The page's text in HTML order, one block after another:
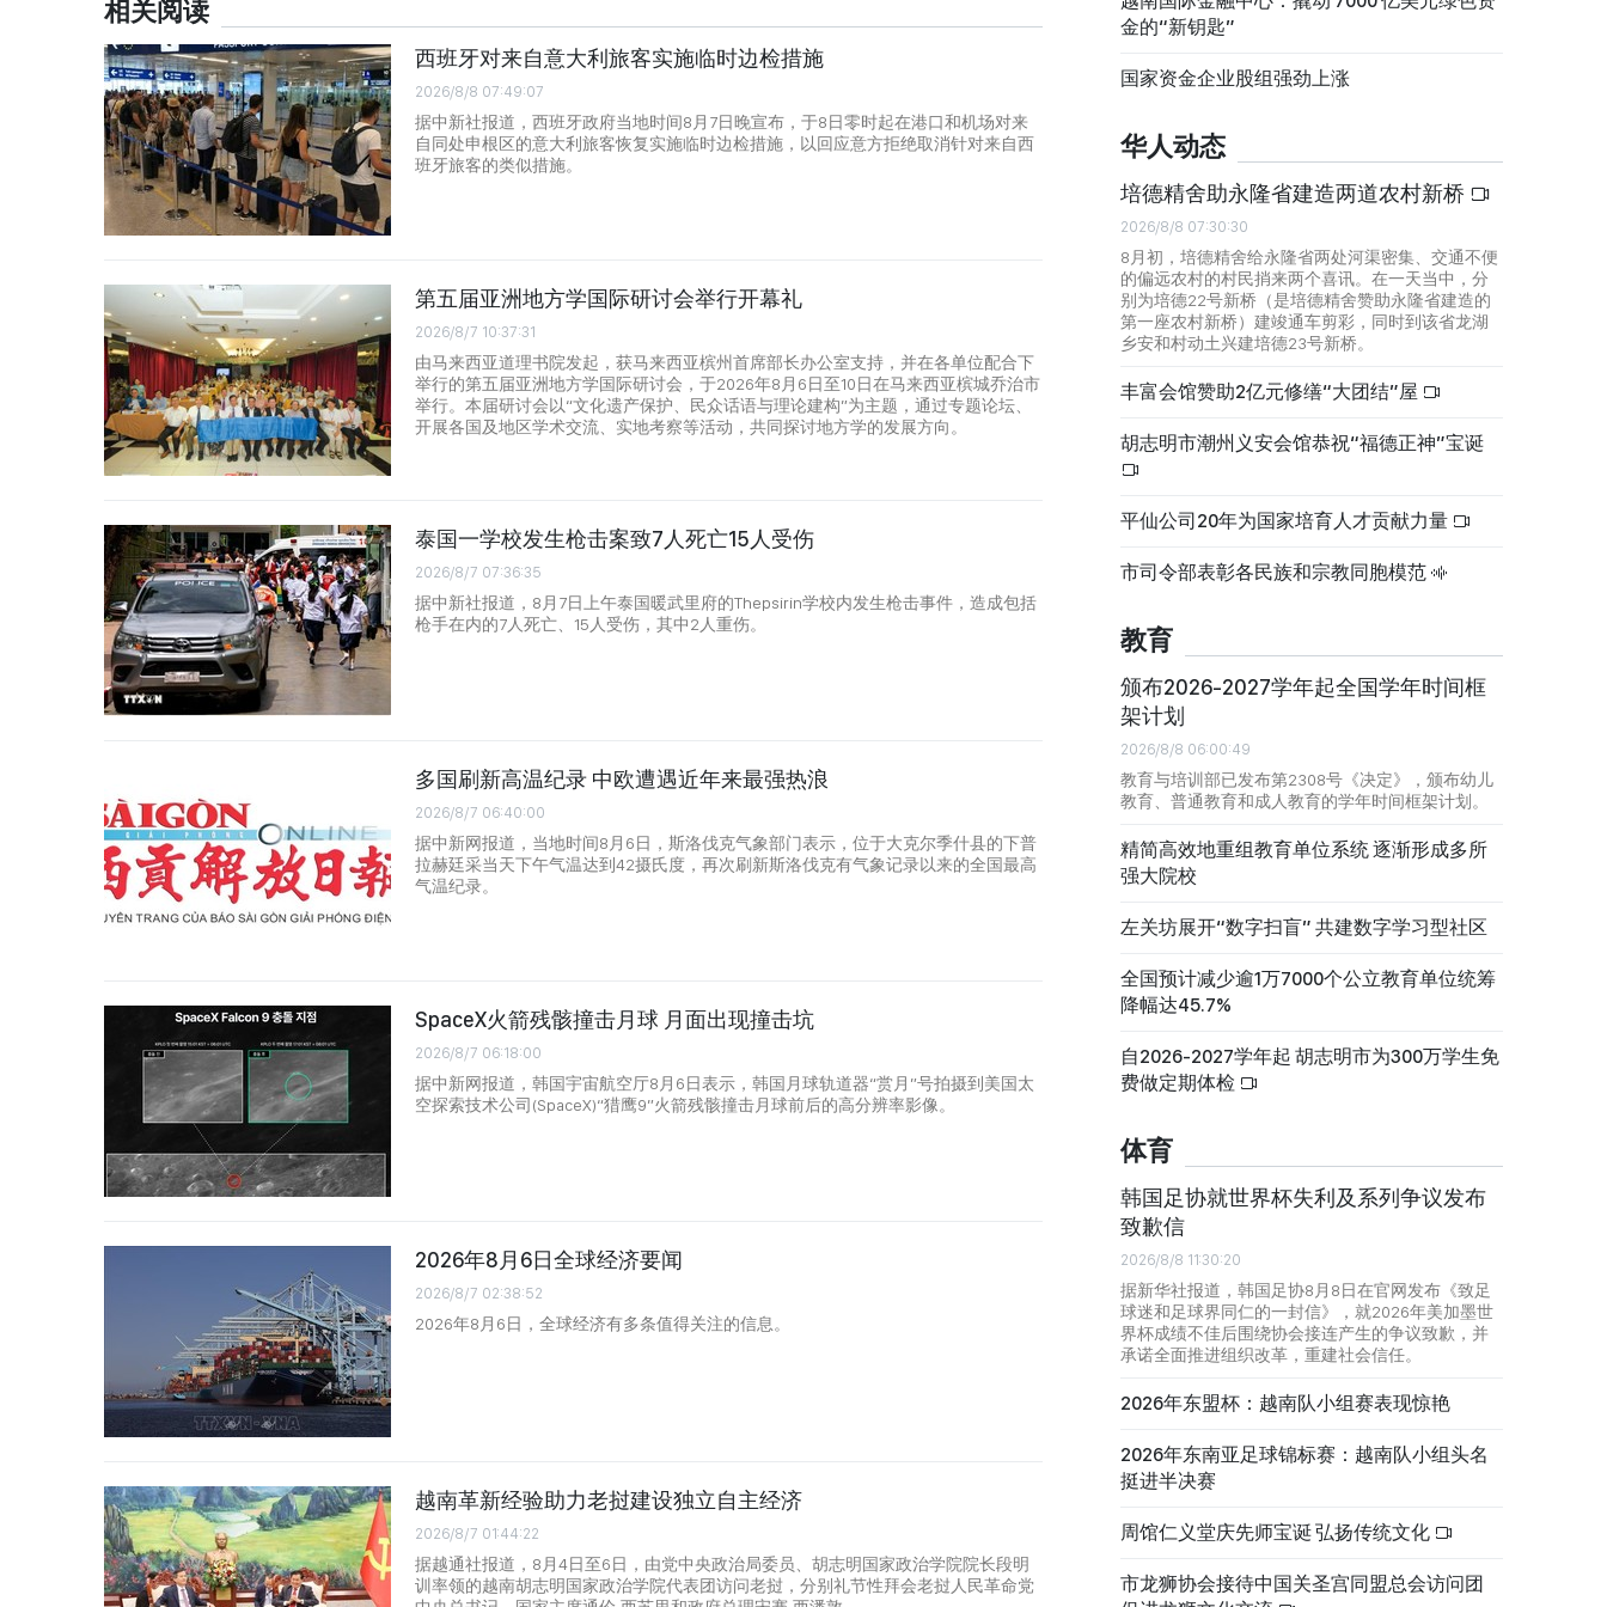
相关阅读
西班牙对来自意大利旅客实施临时边检措施
2026/8/8 07:49:07
据中新社报道，西班牙政府当地时间8月7日晚宣布，于8日零时起在港口和机场对来
自同处申根区的意大利旅客恢复实施临时边检措施，以回应意方拒绝取消针对来自西
班牙旅客的类似措施。
第五届亚洲地方学国际研讨会举行开幕礼
2026/8/7 10:37:31
由马来西亚道理书院发起，获马来西亚槟州首席部长办公室支持，并在各单位配合下
举行的第五届亚洲地方学国际研讨会，于2026年8月6日至10日在马来西亚槟城乔治市
举行。本届研讨会以“文化遗产保护、民众话语与理论建构”为主题，通过专题论坛、
开展各国及地区学术交流、实地考察等活动，共同探讨地方学的发展方向。
泰国一学校发生枪击案致7人死亡15人受伤
2026/8/7 07:36:35
据中新社报道，8月7日上午泰国暖武里府的Thepsirin学校内发生枪击事件，造成包括
枪手在内的7人死亡、15人受伤，其中2人重伤。
多国刷新高温纪录 中欧遭遇近年来最强热浪
2026/8/7 06:40:00
据中新网报道，当地时间8月6日，斯洛伐克气象部门表示，位于大克尔季什县的下普
拉赫廷采当天下午气温达到42摄氏度，再次刷新斯洛伐克有气象记录以来的全国最高
气温纪录。
SpaceX火箭残骸撞击月球 月面出现撞击坑
2026/8/7 06:18:00
据中新网报道，韩国宇宙航空厅8月6日表示，韩国月球轨道器“赏月”号拍摄到美国太
空探索技术公司(SpaceX)“猎鹰9”火箭残骸撞击月球前后的高分辨率影像。
2026年8月6日全球经济要闻
2026/8/7 02:38:52
2026年8月6日，全球经济有多条值得关注的信息。
越南革新经验助力老挝建设独立自主经济
2026/8/7 01:44:22
据越通社报道，8月4日至6日，由党中央政治局委员、胡志明国家政治学院院长段明
训率领的越南胡志明国家政治学院代表团访问老挝，分别礼节性拜会老挝人民革命党
金的“新钥匙”
国家资金企业股组强劲上涨
华人动态
培德精舍助永隆省建造两道农村新桥
2026/8/8 07:30:30
8月初，培德精舍给永隆省两处河渠密集、交通不便
的偏远农村的村民捎来两个喜讯。在一天当中，分
别为培德22号新桥（是培德精舍赞助永隆省建造的
第一座农村新桥）建竣通车剪彩，同时到该省龙湖
乡安和村动土兴建培德23号新桥。
丰富会馆赞助2亿元修缮“大团结”屋
胡志明市潮州义安会馆恭祝“福德正神”宝诞
平仙公司20年为国家培育人才贡献力量
市司令部表彰各民族和宗教同胞模范
教育
颁布2026-2027学年起全国学年时间框
架计划
2026/8/8 06:00:49
教育与培训部已发布第2308号《决定》，颁布幼儿
教育、普通教育和成人教育的学年时间框架计划。
精简高效地重组教育单位系统 逐渐形成多所
强大院校
左关坊展开“数字扫盲” 共建数字学习型社区
全国预计减少逾1万7000个公立教育单位统筹
降幅达45.7%
自2026-2027学年起 胡志明市为300万学生免
费做定期体检
体育
韩国足协就世界杯失利及系列争议发布
致歉信
2026/8/8 11:30:20
据新华社报道，韩国足协8月8日在官网发布《致足
球迷和足球界同仁的一封信》，就2026年美加墨世
界杯成绩不佳后围绕协会接连产生的争议致歉，并
承诺全面推进组织改革，重建社会信任。
2026年东盟杯：越南队小组赛表现惊艳
2026年东南亚足球锦标赛：越南队小组头名
挺进半决赛
周馆仁义堂庆先师宝诞 弘扬传统文化
市龙狮协会接待中国关圣宫同盟总会访问团